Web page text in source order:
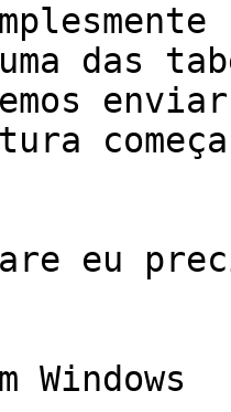
das
eu
Windows